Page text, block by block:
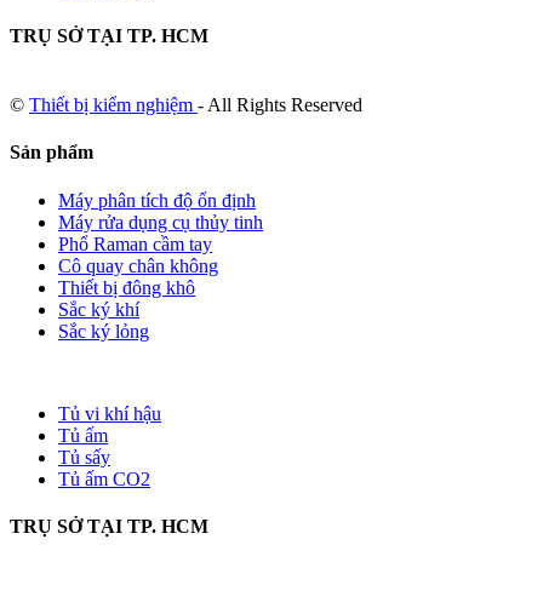
TRỤ SỞ TẠI TP. HCM
© Thiết bị kiểm nghiệm - All Rights Reserved
Sản phẩm
Máy phân tích độ ổn định
Máy rửa dụng cụ thủy tinh
Phổ Raman cầm tay
Cô quay chân không
Thiết bị đông khô
Sắc ký khí
Sắc ký lỏng
Tủ vi khí hậu
Tủ ấm
Tủ sấy
Tủ ấm CO2
TRỤ SỞ TẠI TP. HCM